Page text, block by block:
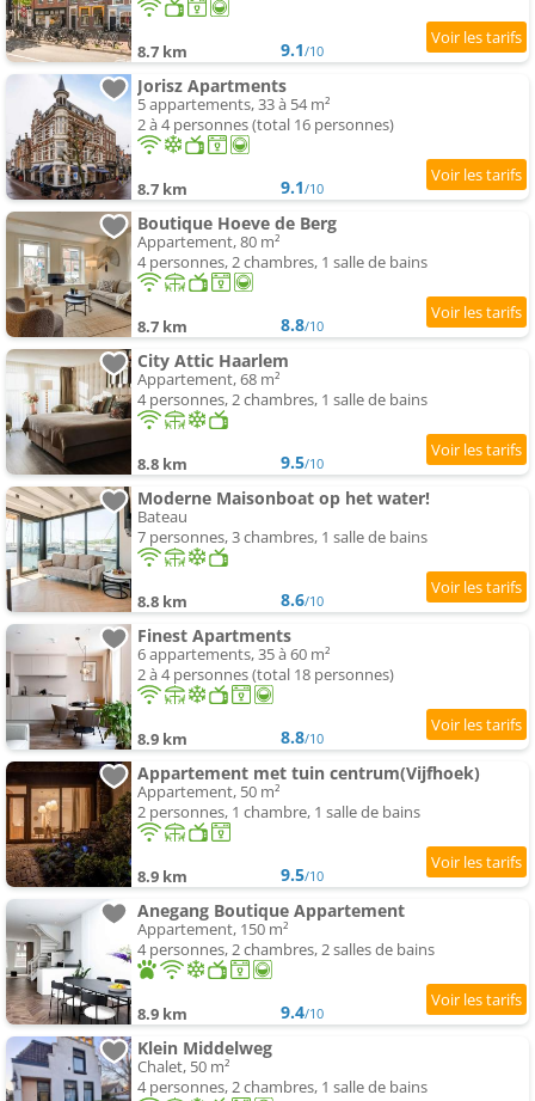
8.7 km 9.1/10
Jorisz Apartments
5 appartements, 33 à 54 m²
2 à 4 personnes (total 16 personnes)
8.7 km 9.1/10
Boutique Hoeve de Berg
Appartement, 80 m²
4 personnes, 2 chambres, 1 salle de bains
8.7 km 8.8/10
City Attic Haarlem
Appartement, 68 m²
4 personnes, 2 chambres, 1 salle de bains
8.8 km 9.5/10
Moderne Maisonboat op het water!
Bateau
7 personnes, 3 chambres, 1 salle de bains
8.8 km 8.6/10
Finest Apartments
6 appartements, 35 à 60 m²
2 à 4 personnes (total 18 personnes)
8.9 km 8.8/10
Appartement met tuin centrum(Vijfhoek)
Appartement, 50 m²
2 personnes, 1 chambre, 1 salle de bains
8.9 km 9.5/10
Anegang Boutique Appartement
Appartement, 150 m²
4 personnes, 2 chambres, 2 salles de bains
8.9 km 9.4/10
Klein Middelweg
Chalet, 50 m²
4 personnes, 2 chambres, 1 salle de bains